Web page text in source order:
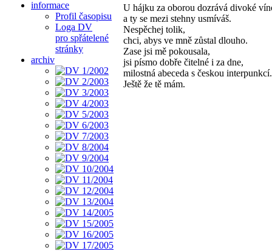
informace
Profil časopisu
Loga DV
pro spřátelené
stránky
archiv
U hájku za oborou dozrává divoké
a ty se mezi stehny usmíváš.
Nespěchej tolik,
chci, abys ve mně zůstal dlouho.
Zase jsi mě pokousala,
jsi písmo dobře čitelné i za dne,
milostná abeceda s českou interpunkcí.
Ještě že tě mám.